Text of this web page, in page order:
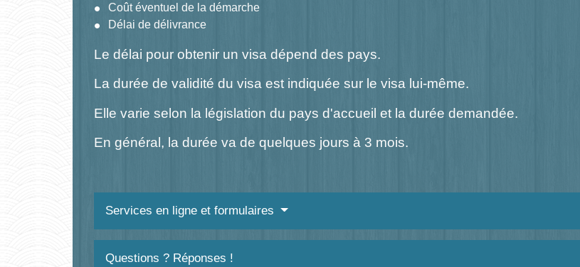
Coût éventuel de la démarche
Délai de délivrance
Le délai pour obtenir un visa dépend des pays.
La durée de validité du visa est indiquée sur le visa lui-même.
Elle varie selon la législation du pays d'accueil et la durée demandée.
En général, la durée va de quelques jours à 3 mois.
Services en ligne et formulaires
Questions ? Réponses !